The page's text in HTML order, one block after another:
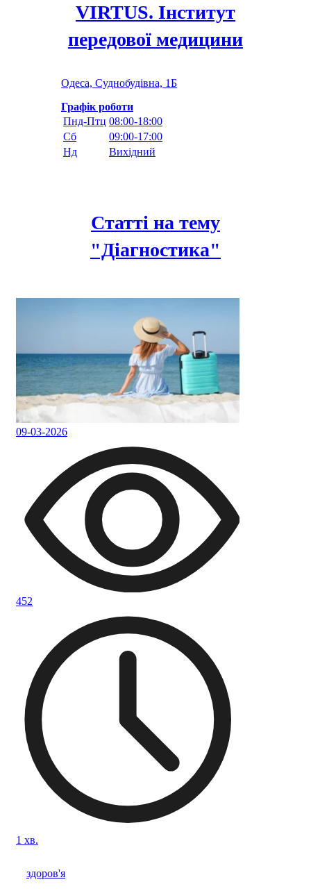
VIRTUS. Інститут
передової медицини
Одеса, Суднобудівна, 1Б
Графік роботи
Пнд-Птц 08:00-18:00
Сб
09:00-17:00
Нд
Вихідний
Статті на тему
"Дiагностика"
09-03-2026
452
1 хв.
здоров'я